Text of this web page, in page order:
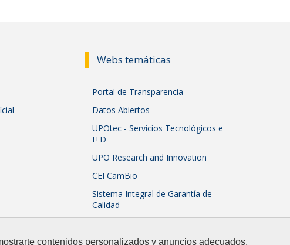
contenidos personalizados y anuncios adecuados,
Webs temáticas
Portal de Transparencia
Datos Abiertos
UPOtec - Servicios Tecnológicos e
I+D
UPO Research and Innovation
CEI CamBio
Sistema Integral de Garantía de
Calidad